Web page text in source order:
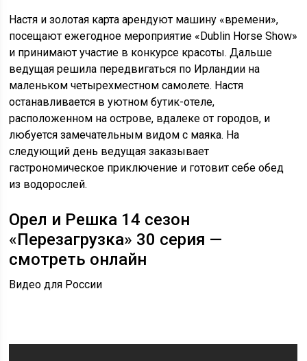
Настя и золотая карта арендуют машину «времени»,
посещают ежегодное мероприятие «Dublin Horse Show»
и принимают участие в конкурсе красоты. Дальше
ведущая решила передвигаться по Ирландии на
маленьком четырехместном самолете. Настя
останавливается в уютном бутик-отеле,
расположенном на острове, вдалеке от городов, и
любуется замечательным видом с маяка. На
следующий день ведущая заказывает
гастрономическое приключение и готовит себе обед
из водорослей.
Орел и Решка 14 сезон
«Перезагрузка» 30 серия —
смотреть онлайн
Видео для России